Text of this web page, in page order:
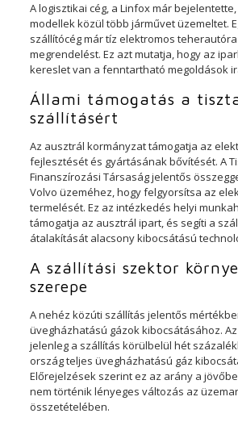
A logisztikai cég, a Linfox már
modellek közül több járművet üzemeltet.
szállítócég már tíz elektromos
megrendelést. Ez azt mutatja, hogy az
kereslet van a fenntartható megoldások
Állami támogatás a
szállításért
Az ausztrál kormányzat támogatja az
fejlesztését és gyártásának bővítését. A
Finanszírozási Társaság jelentős
Volvo üzeméhez, hogy felgyorsítsa az
termelését. Ez az intézkedés helyi
támogatja az ausztrál ipart, és segíti a
átalakítását alacsony kibocsátású
A szállítási szektor
szerepe
A nehéz közúti szállítás jelentős
üvegházhatású gázok kibocsátásához.
jelenleg a szállítás körülbelül hét
ország teljes üvegházhatású gáz
Előrejelzések szerint ez az arány a
nem történik lényeges változás az
összetételében.